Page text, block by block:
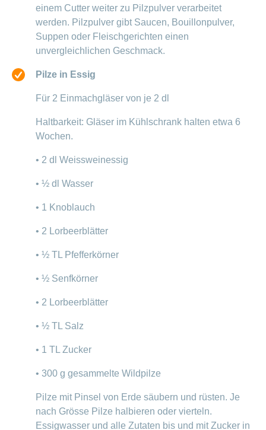
einem Cutter weiter zu Pilzpulver verarbeitet
werden. Pilzpulver gibt Saucen, Bouillonpulver,
Suppen oder Fleischgerichten einen
unvergleichlichen Geschmack.
Pilze in Essig
Für 2 Einmachgläser von je 2 dl
Haltbarkeit: Gläser im Kühlschrank halten etwa 6
Wochen.
• 2 dl Weissweinessig
• ½ dl Wasser
• 1 Knoblauch
• 2 Lorbeerblätter
• ½ TL Pfefferkörner
• ½ Senfkörner
• 2 Lorbeerblätter
• ½ TL Salz
• 1 TL Zucker
• 300 g gesammelte Wildpilze
Pilze mit Pinsel von Erde säubern und rüsten. Je
nach Grösse Pilze halbieren oder vierteln.
Essigwasser und alle Zutaten bis und mit Zucker in